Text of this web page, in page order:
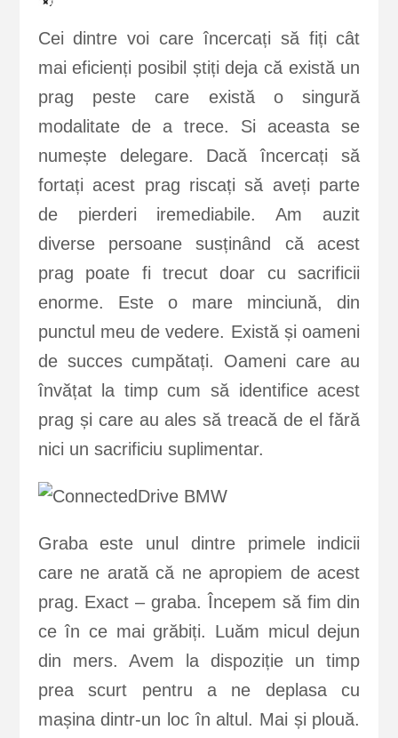
Cei dintre voi care încercați să fiți cât
mai eficienți posibil știți deja că există un
prag peste care există o singură
modalitate de a trece. Si aceasta se
numește delegare. Dacă încercați să
fortați acest prag riscați să aveți parte
de pierderi iremediabile. Am auzit
diverse persoane susținând că acest
prag poate fi trecut doar cu sacrificii
enorme. Este o mare minciună, din
punctul meu de vedere. Există și oameni
de succes cumpătați. Oameni care au
învățat la timp cum să identifice acest
prag și care au ales să treacă de el fără
nici un sacrificiu suplimentar.
Graba este unul dintre primele indicii
care ne arată că ne apropiem de acest
prag. Exact – graba. Începem să fim din
ce în ce mai grăbiți. Luăm micul dejun
din mers. Avem la dispoziție un timp
prea scurt pentru a ne deplasa cu
mașina dintr-un loc în altul. Mai și plouă.